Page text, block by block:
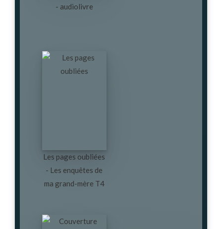
- audiolivre
Les pages oubliées
- Les enquêtes de
ma grand-mère T4